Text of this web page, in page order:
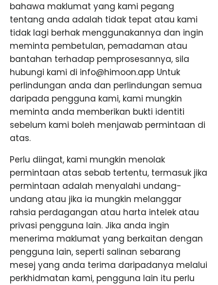
bahawa maklumat yang kami pegang
tentang anda adalah tidak tepat atau kami
tidak lagi berhak menggunakannya dan ingin
meminta pembetulan, pemadaman atau
bantahan terhadap pemprosesannya, sila
hubungi kami di info@himoon.app Untuk
perlindungan anda dan perlindungan semua
daripada pengguna kami, kami mungkin
meminta anda memberikan bukti identiti
sebelum kami boleh menjawab permintaan di
atas.
Perlu diingat, kami mungkin menolak
permintaan atas sebab tertentu, termasuk jika
permintaan adalah menyalahi undang-
undang atau jika ia mungkin melanggar
rahsia perdagangan atau harta intelek atau
privasi pengguna lain. Jika anda ingin
menerima maklumat yang berkaitan dengan
pengguna lain, seperti salinan sebarang
mesej yang anda terima daripadanya melalui
perkhidmatan kami, pengguna lain itu perlu